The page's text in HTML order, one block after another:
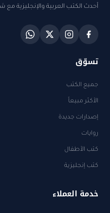
أحدث الكتب العربية والإنجليزية
تسوّق
جميع الكتب
الأكثر مبيعاً
إصدارات جديدة
روايات
كتب الأطفال
كتب إنجليزية
خدمة العملاء